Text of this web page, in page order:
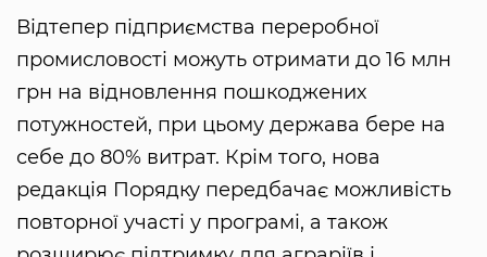
Відтепер підприємства переробної
промисловості можуть отримати до 16 млн
грн на відновлення пошкоджених
потужностей, при цьому держава бере на
себе до 80% витрат. Крім того, нова
редакція Порядку передбачає можливість
повторної участі у програмі, а також